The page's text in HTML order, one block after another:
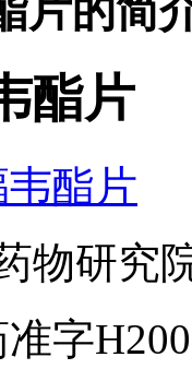
片的简
酯片
韦酯片
物研究
字